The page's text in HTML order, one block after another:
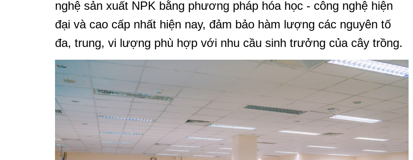
nghệ sản xuất NPK bằng phương pháp hóa học - công nghệ hiện
đại và cao cấp nhất hiện nay, đảm bảo hàm lượng các nguyên tố
đa, trung, vi lượng phù hợp với nhu cầu sinh trưởng của cây trồng.